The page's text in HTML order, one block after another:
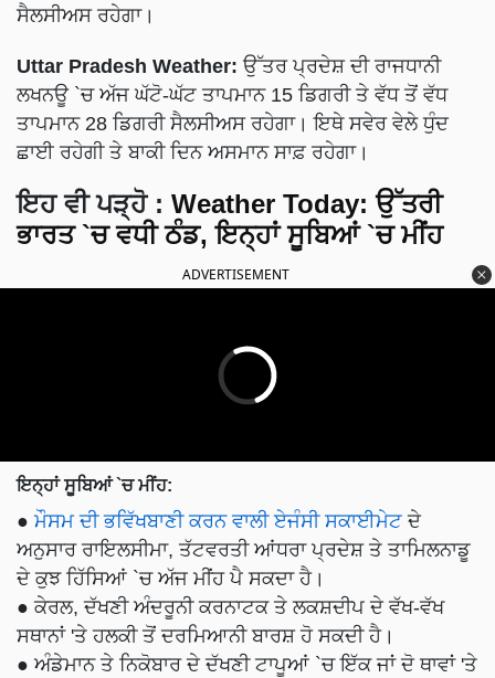
ਸੈਲਸੀਅਸ ਰਹੇਗਾ।
Uttar Pradesh Weather: ਉੱਤਰ ਪ੍ਰਦੇਸ਼ ਦੀ ਰਾਜਧਾਨੀ
ਲਖਨਊ `ਚ ਅੱਜ ਘੱਟੋ-ਘੱਟ ਤਾਪਮਾਨ 15 ਡਿਗਰੀ ਤੇ ਵੱਧ ਤੋਂ ਵੱਧ
ਤਾਪਮਾਨ 28 ਡਿਗਰੀ ਸੈਲਸੀਅਸ ਰਹੇਗਾ। ਇਥੇ ਸਵੇਰ ਵੇਲੇ ਧੁੰਦ
ਛਾਈ ਰਹੇਗੀ ਤੇ ਬਾਕੀ ਦਿਨ ਅਸਮਾਨ ਸਾਫ਼ ਰਹੇਗਾ।
ਇਹ ਵੀ ਪੜ੍ਹੋ : Weather Today: ਉੱਤਰੀ
ਭਾਰਤ `ਚ ਵਧੀ ਠੰਡ, ਇਨ੍ਹਾਂ ਸੂਬਿਆਂ `ਚ ਮੀਂਹ
ADVERTISEMENT
ਇਨ੍ਹਾਂ ਸੂਬਿਆਂ `ਚ ਮੀਂਹ:
● ਮੌਸਮ ਦੀ ਭਵਿੱਖਬਾਣੀ ਕਰਨ ਵਾਲੀ ਏਜੰਸੀ ਸਕਾਈਮੇਟ ਦੇ
ਅਨੁਸਾਰ ਰਾਇਲਸੀਮਾ, ਤੱਟਵਰਤੀ ਆਂਧਰਾ ਪ੍ਰਦੇਸ਼ ਤੇ ਤਾਮਿਲਨਾਡੂ
ਦੇ ਕੁਝ ਹਿੱਸਿਆਂ `ਚ ਅੱਜ ਮੀਂਹ ਪੈ ਸਕਦਾ ਹੈ।
● ਕੇਰਲ, ਦੱਖਣੀ ਅੰਦਰੂਨੀ ਕਰਨਾਟਕ ਤੇ ਲਕਸ਼ਦੀਪ ਦੇ ਵੱਖ-ਵੱਖ
ਸਥਾਨਾਂ 'ਤੇ ਹਲਕੀ ਤੋਂ ਦਰਮਿਆਨੀ ਬਾਰਸ਼ ਹੋ ਸਕਦੀ ਹੈ।
● ਅੰਡੇਮਾਨ ਤੇ ਨਿਕੋਬਾਰ ਦੇ ਦੱਖਣੀ ਟਾਪੂਆਂ `ਚ ਇੱਕ ਜਾਂ ਦੋ ਥਾਵਾਂ 'ਤੇ